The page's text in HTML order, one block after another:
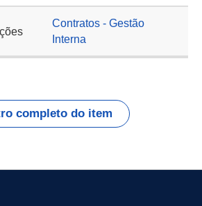
Contratos - Gestão
Interna
completo do item